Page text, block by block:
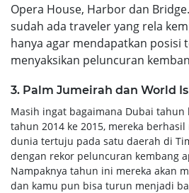
Opera House, Harbor dan
sudah ada traveler yang rela
hanya agar mendapatkan posisi
menyaksikan peluncuran
3. Palm Jumeirah dan World
Masih ingat bagaimana Dubai
tahun 2014 ke 2015, mereka
dunia tertuju pada satu daerah di
dengan rekor peluncuran kembang
Nampaknya tahun ini mereka akan
dan kamu pun bisa turun menjadi